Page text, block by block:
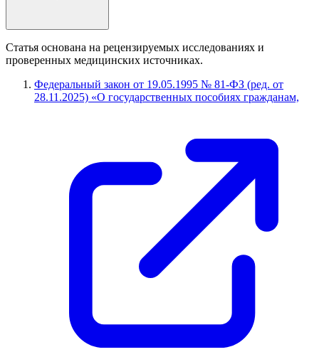
Статья основана на рецензируемых исследованиях и
проверенных медицинских источниках.
Федеральный закон от 19.05.1995 № 81-ФЗ (ред. от
28.11.2025) «О государственных пособиях гражданам,